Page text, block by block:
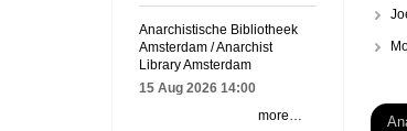
Anarchistische Bibliotheek
Amsterdam / Anarchist
Library Amsterdam
15 Aug 2026 14:00
more…